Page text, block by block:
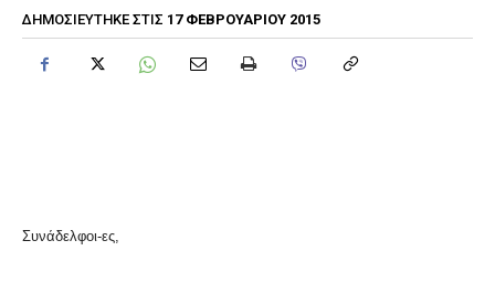
ΔΗΜΟΣΙΕΎΤΗΚΕ ΣΤΙΣ 17 ΦΕΒΡΟΥΑΡΊΟΥ 2015
Συνάδελφοι-ες,